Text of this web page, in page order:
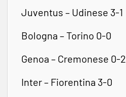
Juventus – Udinese 3-1
Bologna – Torino 0-0
Genoa – Cremonese 0-2
Inter – Fiorentina 3-0